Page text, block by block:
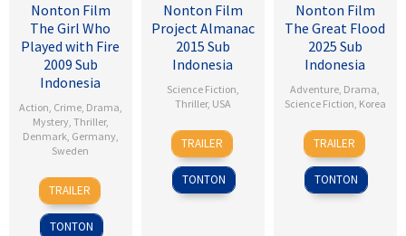
Nonton Film
The Girl Who
Played with Fire
2009 Sub
Indonesia
Action, Crime, Drama,
Mystery, Thriller,
Denmark, Germany,
Sweden
18
Sep
2009
Daniel
Alfredson
TRAILER
TONTON
Nonton Film
Project Almanac
2015 Sub
Indonesia
Science Fiction,
Thriller, USA
28
Jan
2015
Dean
Israelite
TRAILER
TONTON
Nonton Film
The Great Flood
2025 Sub
Indonesia
Adventure, Drama,
Science Fiction, Korea
18
Sep
2025
Kim
Byung-
woo
TRAILER
TONTON